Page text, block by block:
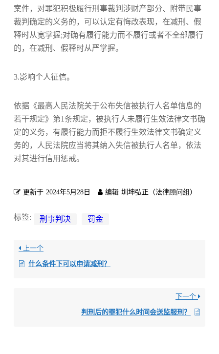
案件，对罪犯积极履行刑事裁判涉财产部分、附带民事
裁判确定的义务的，可以认定有悔改表现，在减刑、假
释时从宽掌握;对确有履行能力而不履行或者不全部履行
的，在减刑、假释时从严掌握。
3.影响个人征信。
依据《最高人民法院关于公布失信被执行人名单信息的
若干规定》第1条规定，被执行人未履行生效法律文书确
定的义务，有履行能力而拒不履行生效法律文书确定义
务的，人民法院应当将其纳入失信被执行人名单，依法
对其进行信用惩戒。
更新于 2024年5月28日 编辑 圳坤弘正（法律顾问组）
标签: 刑事判决 罚金
上一个
什么条件下可以申请减刑？
下一个
判刑后的罪犯什么时间会送监服刑？